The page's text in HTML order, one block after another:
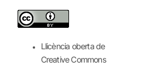
Llicència oberta de
Creative Commons